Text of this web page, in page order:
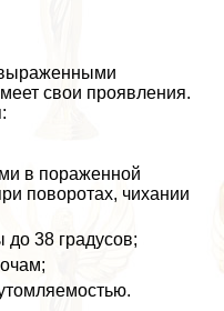
свои проявления.
в пораженной
поворотах, чихании
38 градусов;